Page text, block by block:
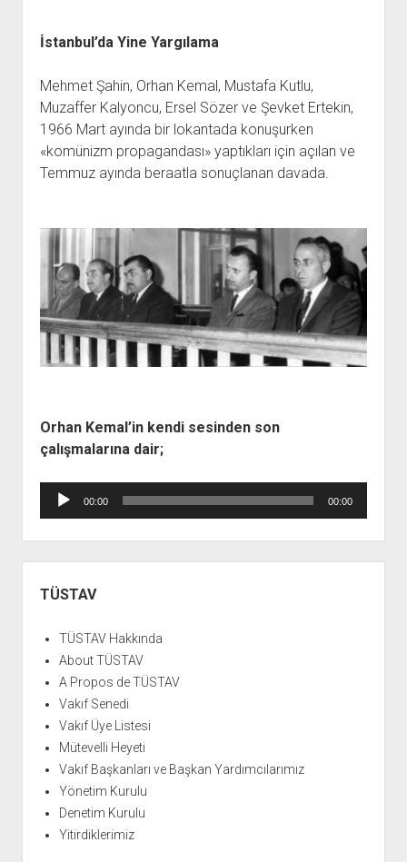
İstanbul’da Yine Yargılama
Mehmet Şahin, Orhan Kemal, Mustafa Kutlu,
Muzaffer Kalyoncu, Ersel Sözer ve Şevket Ertekin,
1966 Mart ayında bir lokantada konuşurken
«komünizm propagandası» yaptıkları için açılan ve
Temmuz ayında beraatla sonuçlanan davada.
Orhan Kemal’in kendi sesinden son
çalışmalarına dair;
Ses
00:00 00:00
Menü
TÜSTAV
TÜSTAV Hakkında
About TÜSTAV
A Propos de TÜSTAV
Vakıf Senedi
Vakıf Üye Listesi
Mütevelli Heyeti
Vakıf Başkanları ve Başkan Yardımcılarımız
Yönetim Kurulu
Denetim Kurulu
Yitirdiklerimiz